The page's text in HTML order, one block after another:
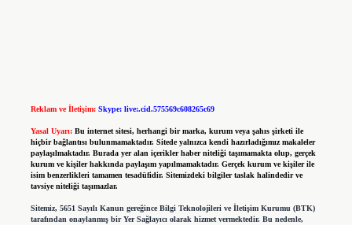
Reklam ve İletişim: Skype: live:.cid.575569c608265c69
Yasal Uyarı: Bu internet sitesi, herhangi bir marka, kurum veya şahıs şirketi ile
hiçbir bağlantısı bulunmamaktadır. Sitede yalnızca kendi hazırladığımız makaleler
paylaşılmaktadır. Burada yer alan içerikler haber niteliği taşımamakta olup, gerçek
kurum ve kişiler hakkında paylaşım yapılmamaktadır. Gerçek kurum ve kişiler ile
isim benzerlikleri tamamen tesadüfidir. Sitemizdeki bilgiler taslak halindedir ve
tavsiye niteliği taşımazlar.
Sitemiz, 5651 Sayılı Kanun gereğince Bilgi Teknolojileri ve İletişim Kurumu (BTK)
tarafından onaylanmış bir Yer Sağlayıcı olarak hizmet vermektedir. Bu nedenle,